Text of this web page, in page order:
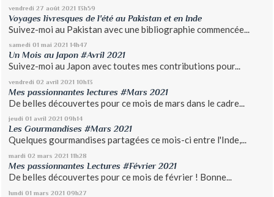
vendredi 27 août 2021 13h59
Voyages livresques de l'été au Pakistan et en Inde
Suivez-moi au Pakistan avec une bibliographie commencée...
samedi 01 mai 2021 14h47
Un Mois au Japon #Avril 2021
Suivez-moi au Japon avec toutes mes contributions pour...
vendredi 02 avril 2021 10h13
Mes passionnantes lectures #Mars 2021
De belles découvertes pour ce mois de mars dans le cadre...
jeudi 01 avril 2021 09h14
Les Gourmandises #Mars 2021
Quelques gourmandises partagées ce mois-ci entre l'Inde,...
mardi 02 mars 2021 11h28
Mes passionnantes Lectures #Février 2021
De belles découvertes pour ce mois de février ! Bonne...
lundi 01 mars 2021 09h27